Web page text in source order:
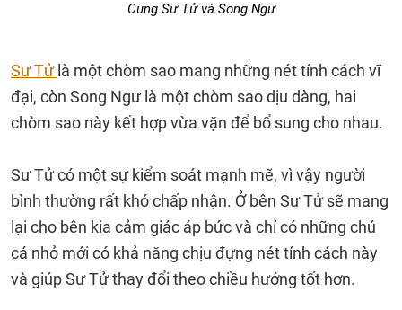
Cung Sư Tử và Song Ngư
Sư Tử là một chòm sao mang những nét tính cách vĩ
đại, còn Song Ngư là một chòm sao dịu dàng, hai
chòm sao này kết hợp vừa vặn để bổ sung cho nhau.
Sư Tử có một sự kiểm soát mạnh mẽ, vì vậy người
bình thường rất khó chấp nhận. Ở bên Sư Tử sẽ mang
lại cho bên kia cảm giác áp bức và chỉ có những chú
cá nhỏ mới có khả năng chịu đựng nét tính cách này
và giúp Sư Tử thay đổi theo chiều hướng tốt hơn.